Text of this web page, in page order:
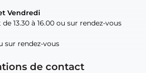
Vendredi
de 13.30 à 16.00 ou sur rendez-vous
sur rendez-vous
de contact
Vendredi
de 13.30 à 16.00 ou sur rendez-vous
sur rendez-vous
vous
vous
31
vous
d’eau) : 83 48 21 61